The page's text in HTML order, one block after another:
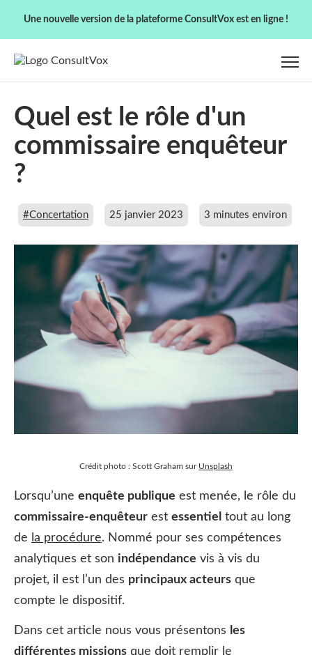
Une nouvelle version de la plateforme ConsultVox est en ligne !
Quel est le rôle d'un
commissaire enquêteur
?
#Concertation 25 janvier 2023 3 minutes environ
Crédit photo : Scott Graham sur Unsplash
Lorsqu’une enquête publique est menée, le rôle du
commissaire-enquêteur est essentiel tout au long
de la procédure. Nommé pour ses compétences
analytiques et son indépendance vis à vis du
projet, il est l’un des principaux acteurs que
compte le dispositif.
Dans cet article nous vous présentons les
différentes missions que doit remplir le